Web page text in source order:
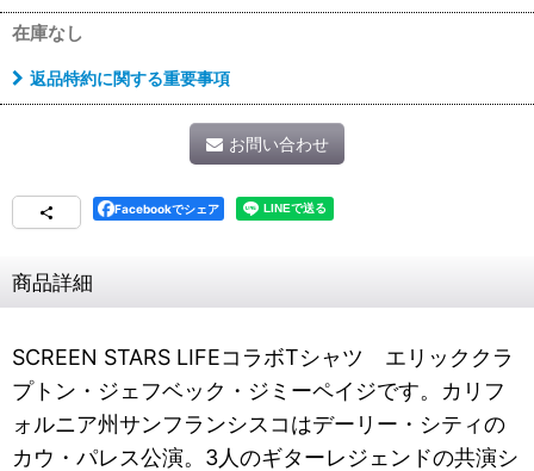
在庫なし
返品特約に関する重要事項
お問い合わせ
Facebookでシェア
商品詳細
SCREEN STARS LIFEコラボTシャツ エリッククラ
プトン・ジェフベック・ジミーペイジです。カリフ
ォルニア州サンフランシスコはデーリー・シティの
カウ・パレス公演。3人のギターレジェンドの共演シ